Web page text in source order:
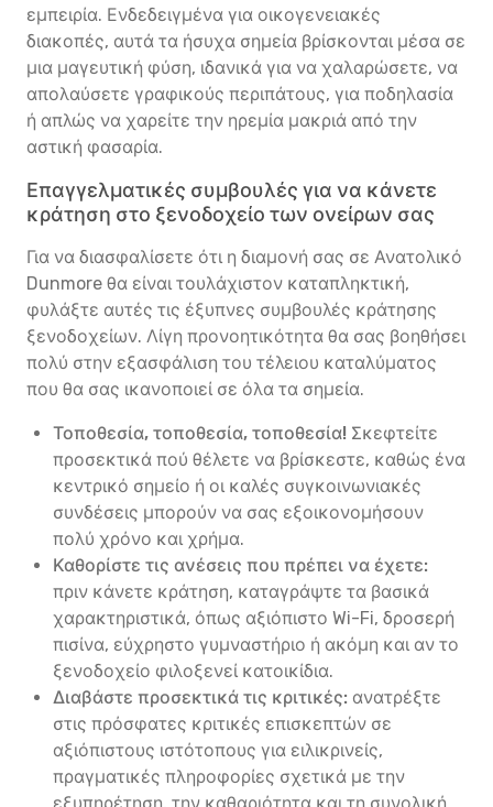
εμπειρία. Ενδεδειγμένα για οικογενειακές
διακοπές, αυτά τα ήσυχα σημεία βρίσκονται μέσα σε
μια μαγευτική φύση, ιδανικά για να χαλαρώσετε, να
απολαύσετε γραφικούς περιπάτους, για ποδηλασία
ή απλώς να χαρείτε την ηρεμία μακριά από την
αστική φασαρία.
Επαγγελματικές συμβουλές για να κάνετε
κράτηση στο ξενοδοχείο των ονείρων σας
Για να διασφαλίσετε ότι η διαμονή σας σε Ανατολικό
Dunmore θα είναι τουλάχιστον καταπληκτική,
φυλάξτε αυτές τις έξυπνες συμβουλές κράτησης
ξενοδοχείων. Λίγη προνοητικότητα θα σας βοηθήσει
πολύ στην εξασφάλιση του τέλειου καταλύματος
που θα σας ικανοποιεί σε όλα τα σημεία.
Τοποθεσία, τοποθεσία, τοποθεσία! Σκεφτείτε
προσεκτικά πού θέλετε να βρίσκεστε, καθώς ένα
κεντρικό σημείο ή οι καλές συγκοινωνιακές
συνδέσεις μπορούν να σας εξοικονομήσουν
πολύ χρόνο και χρήμα.
Καθορίστε τις ανέσεις που πρέπει να έχετε:
πριν κάνετε κράτηση, καταγράψτε τα βασικά
χαρακτηριστικά, όπως αξιόπιστο Wi-Fi, δροσερή
πισίνα, εύχρηστο γυμναστήριο ή ακόμη και αν το
ξενοδοχείο φιλοξενεί κατοικίδια.
Διαβάστε προσεκτικά τις κριτικές: ανατρέξτε
στις πρόσφατες κριτικές επισκεπτών σε
αξιόπιστους ιστότοπους για ειλικρινείς,
πραγματικές πληροφορίες σχετικά με την